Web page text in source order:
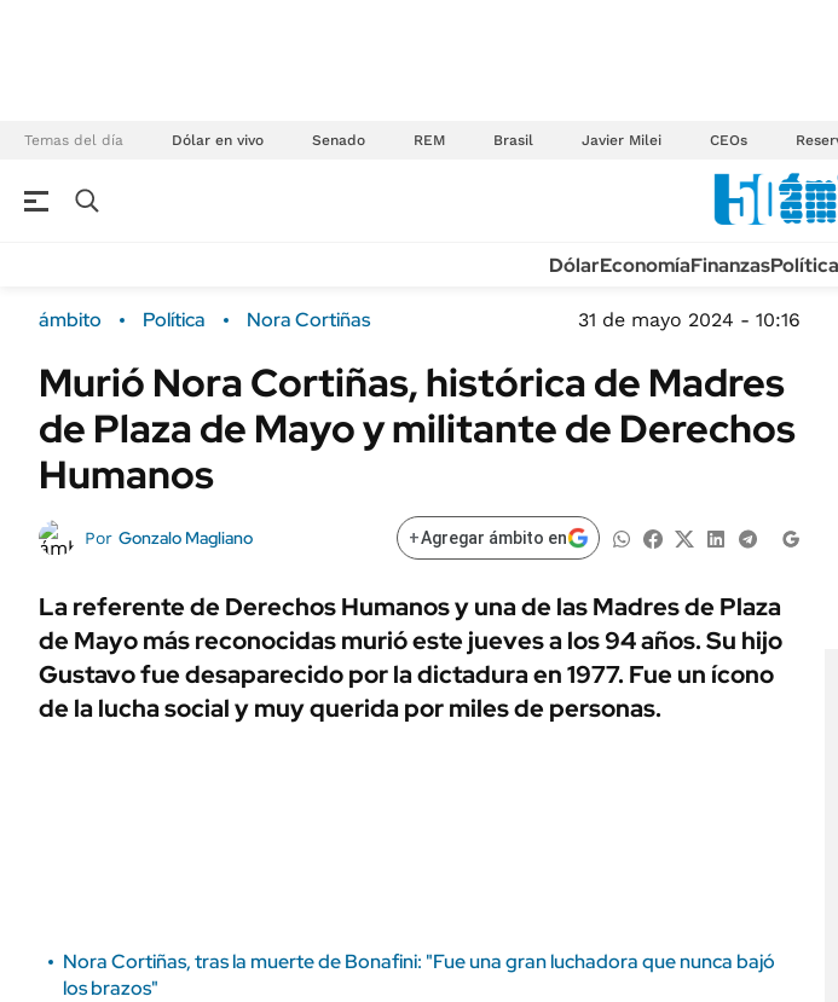
Temas del día Dólar en vivo Senado REM Brasil Javier Milei CEOs
Campo
FINANZAS
Dólar
ÁMBITO DEBATE
Sustentabilidad
ENERGY REPORT
URUGUAY
TECNOLOGÍA
MÉXICO
MUNDO
INFORMACIÓN GENERAL
AUTOS
DólarEconomíaFinanzasPolítica
ámbito Política Nora Cortiñas 31 de mayo 2024 - 10:16
Murió Nora Cortiñas, histórica de Madres
de Plaza de Mayo y militante de Derechos
Humanos
Por Gonzalo Magliano +Agregar ámbito en
La referente de Derechos Humanos y una de las Madres de Plaza
de Mayo más reconocidas murió este jueves a los 94 años. Su hijo
Gustavo fue desaparecido por la dictadura en 1977. Fue un ícono
de la lucha social y muy querida por miles de personas.
Nora Cortiñas, tras la muerte de Bonafini: "Fue una gran luchadora que nunca bajó
los brazos"